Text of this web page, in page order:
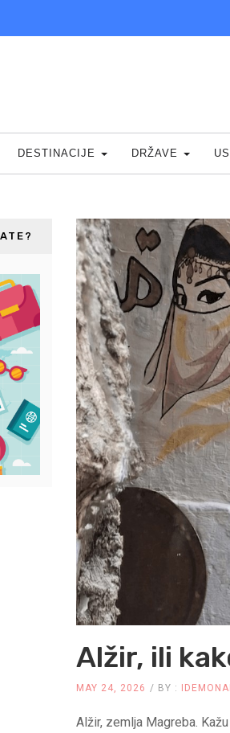
DESTINACIJE DRŽAVE
Alžir, ili
MAY 24, 2026 BY :
Alžir, zemlja Magreba.